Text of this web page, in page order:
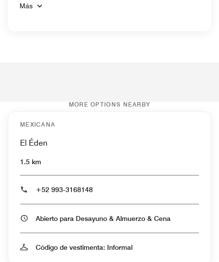
Más
MORE OPTIONS NEARBY
MEXICANA
El Éden
1.5 km
+52 993-3168148
Abierto para Desayuno & Almuerzo & Cena
Código de vestimenta: Informal